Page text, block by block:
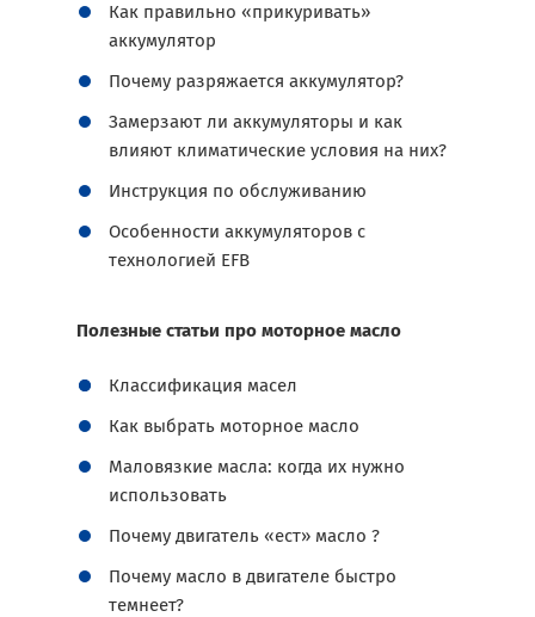
Как правильно «прикуривать»
аккумулятор
Почему разряжается аккумулятор?
Замерзают ли аккумуляторы и как
влияют климатические условия на них?
Инструкция по обслуживанию
Особенности аккумуляторов с
технологией EFB
Полезные статьи про моторное масло
Классификация масел
Как выбрать моторное масло
Маловязкие масла: когда их нужно
использовать
Почему двигатель «ест» масло ?
Почему масло в двигателе быстро
темнеет?